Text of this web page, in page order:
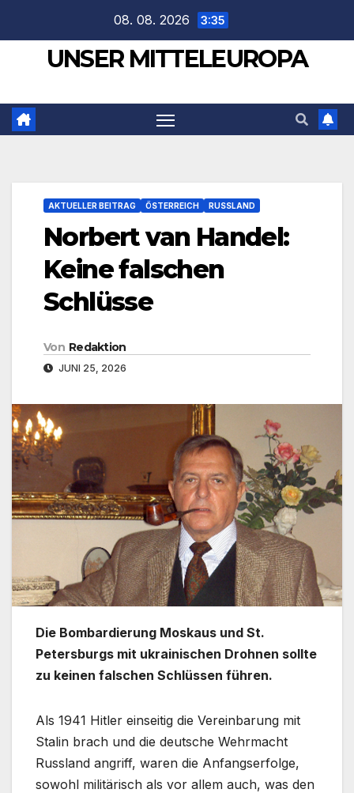
springen
08. 08. 2026 3:35
UNSER MITTELEUROPA
AKTUELLER BEITRAG ÖSTERREICH RUSSLAND
Norbert van Handel:
Keine falschen
Schlüsse
Von Redaktion
JUNI 25, 2026
Die Bombardierung Moskaus und St.
Petersburgs mit ukrainischen Drohnen sollte
zu keinen falschen Schlüssen führen.
Als 1941 Hitler einseitig die Vereinbarung mit
Stalin brach und die deutsche Wehrmacht
Russland angriff, waren die Anfangserfolge,
sowohl militärisch als vor allem auch, was den